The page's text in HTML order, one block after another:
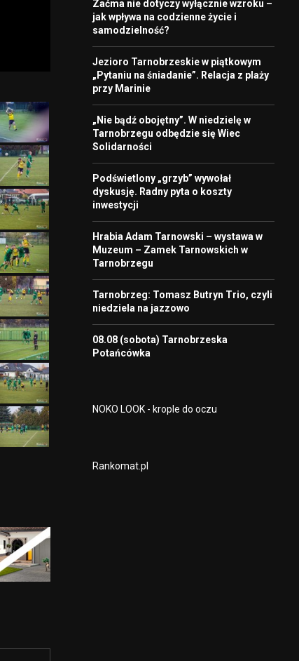
Zaćma nie dotyczy wyłącznie wzroku –
jak wpływa na codzienne życie i
samodzielność?
Jezioro Tarnobrzeskie w piątkowym
„Pytaniu na śniadanie”. Relacja z plaży
przy Marinie
„Nie bądź obojętny”. W niedzielę w
Tarnobrzegu odbędzie się Wiec
Solidarności
Podświetlony „grzyb” wywołał
dyskusję. Radny pyta o koszty
inwestycji
Hrabia Adam Tarnowski – wystawa w
Muzeum – Zamek Tarnowskich w
Tarnobrzegu
Tarnobrzeg: Tomasz Butryn Trio, czyli
niedziela na jazzowo
08.08 (sobota) Tarnobrzeska
Potańcówka
NOKO LOOK - krople do oczu
Rankomat.pl